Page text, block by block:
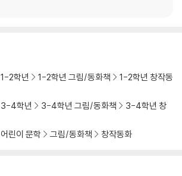
1-2학년 1-2학년 그림/동화책
1-2학년 창작동
3-4학년 3-4학년 그림/동화책
3-4학년 창
어린이 문학 그림/동화책 창작동화